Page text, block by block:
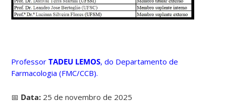
ProfessorTADEU LEMOS, do Departamento de
Farmacologia (FMC/CCB).
📅 Data: 25 de novembro de 2025